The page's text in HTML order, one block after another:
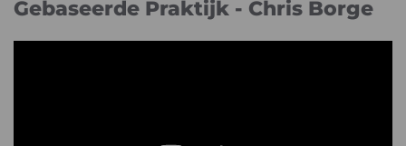
Gebaseerde Praktijk - Chris Borge